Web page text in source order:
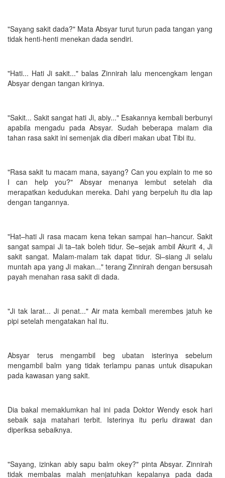
"Sayang sakit dada?" Mata Absyar turut turun pada tangan yang
tidak henti-henti menekan dada sendiri.
"Hati... Hati Ji sakit..." balas Zinnirah lalu mencengkam lengan
Absyar dengan tangan kirinya.
"Sakit... Sakit sangat hati Ji, abiy..." Esakannya kembali berbunyi
apabila mengadu pada Absyar. Sudah beberapa malam dia
tahan rasa sakit ini semenjak dia diberi makan ubat Tibi itu.
"Rasa sakit tu macam mana, sayang? Can you explain to me so
I can help you?" Absyar menanya lembut setelah dia
merapatkan kedudukan mereka. Dahi yang berpeluh itu dia lap
dengan tangannya.
"Hat–hati Ji rasa macam kena tekan sampai han–hancur. Sakit
sangat sampai Ji ta–tak boleh tidur. Se–sejak ambil Akurit 4, Ji
sakit sangat. Malam-malam tak dapat tidur. Si–siang Ji selalu
muntah apa yang Ji makan..." terang Zinnirah dengan bersusah
payah menahan rasa sakit di dada.
"Ji tak larat... Ji penat..." Air mata kembali merembes jatuh ke
pipi setelah mengatakan hal itu.
Absyar terus mengambil beg ubatan isterinya sebelum
mengambil balm yang tidak terlampu panas untuk disapukan
pada kawasan yang sakit.
Dia bakal memaklumkan hal ini pada Doktor Wendy esok hari
sebaik saja matahari terbit. Isterinya itu perlu dirawat dan
diperiksa sebaiknya.
"Sayang, izinkan abiy sapu balm okey?" pinta Absyar. Zinnirah
tidak membalas malah menjatuhkan kepalanya pada dada